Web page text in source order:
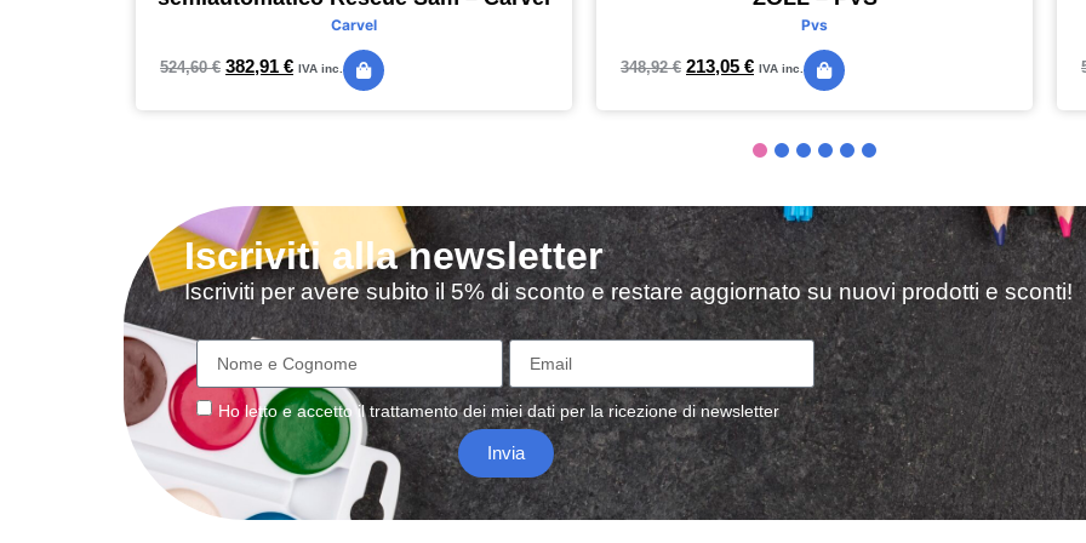
Carvel
524,60€ 382,91 € IVA inc.
Pvs
348,92€ 213,05 € IVA inc.
Iscriviti alla newsletter
Iscriviti per avere subito il 5% di sconto e restare aggiornato su nuovi prodotti e sconti!
Ho letto e accetto iltrattamentodei miei dati per la ricezione di newsletter
Invia